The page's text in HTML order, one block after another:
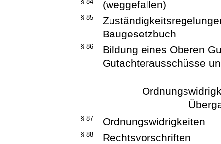
§ 84 (weggefallen)
§ 85
Baugesetzbuch
§ 86
Bildung eines Oberen
Gutachterausschüsse
§ 87 Ordnungswidrigkeiten
§ 88 Rechtsvorschriften